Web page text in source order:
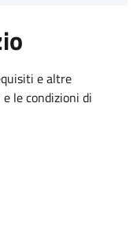
e altre
le condizioni di